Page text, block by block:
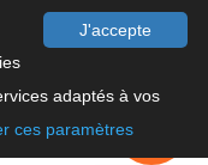
J'accepte
adaptés à vos
ces paramètres
FAIRE UN
DON